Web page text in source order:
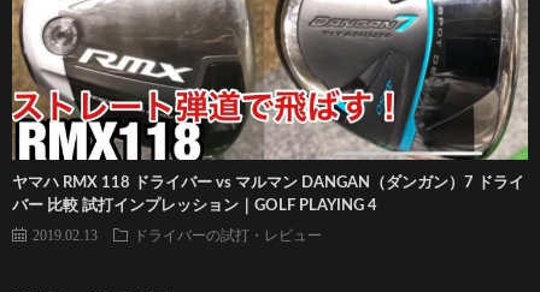
ヤマハ RMX 118 ドライバー vs マルマン DANGAN（ダンガン）7 ドライ
バー 比較 試打インプレッション｜GOLF PLAYING 4
2019.02.13 ドライバーの試打・レビュー